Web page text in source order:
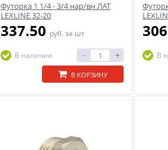
Футорка 1 1/4 - 3/4 нар/вн ЛАТ
LEXLINE 32-20
337.50 руб. за шт
В наличии - +
В КОРЗИНУ
В